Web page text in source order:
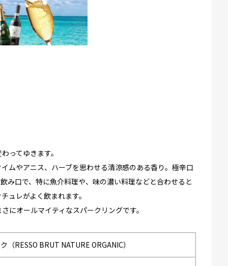
ってゆきます。
ムやアニス、ハーブを思わせる清涼感のある香り。極辛口
み口で、特に魚介料理や、味の濃い料理などと合わせると
ュレがよく飲まれます。
にオールマイティなスパークリングです。
RESSO BRUT NATURE ORGANIC）